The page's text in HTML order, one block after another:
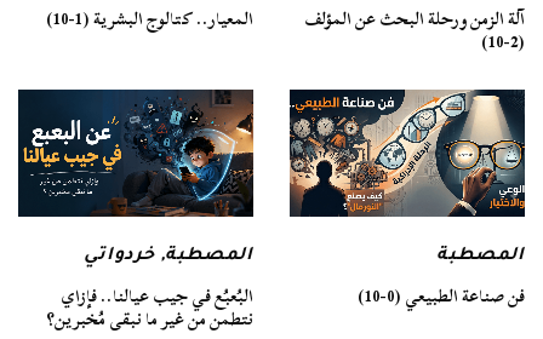
آلة الزمن ورحلة البحث عن المؤلف
(2-10)
المعيار.. كتالوج البشرية (1-10)
المصطبة
فن صناعة الطبيعي (0-10)
المصطبة,خردواتي
البُعبُع في جيب عيالنا.. فإزاي
نتطمن من غير ما نبقى مُخبرين؟